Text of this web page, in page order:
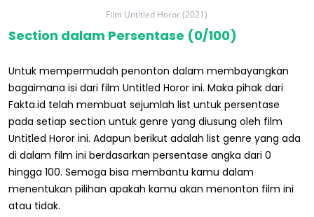
Film Untitled Horor (2021)
Section dalam Persentase (0/100)
Untuk mempermudah penonton dalam membayangkan
bagaimana isi dari film Untitled Horor ini. Maka pihak dari
Fakta.id telah membuat sejumlah list untuk persentase
pada setiap section untuk genre yang diusung oleh film
Untitled Horor ini. Adapun berikut adalah list genre yang ada
di dalam film ini berdasarkan persentase angka dari 0
hingga 100. Semoga bisa membantu kamu dalam
menentukan pilihan apakah kamu akan menonton film ini
atau tidak.